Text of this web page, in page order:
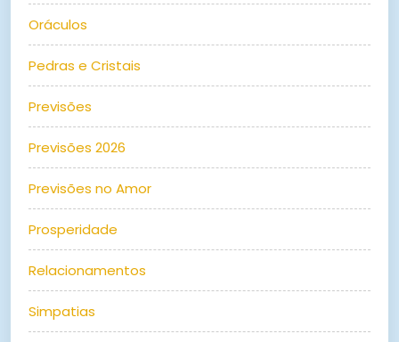
Oráculos
Pedras e Cristais
Previsões
Previsões 2026
Previsões no Amor
Prosperidade
Relacionamentos
Simpatias